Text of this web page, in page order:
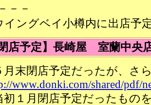
－－
イングベイ小樽内に出店
閉店予定】長崎屋 室蘭中央
月末閉店予定だったが、さ
www.donki.com/shared/pdf/
初１月閉店予定だったもの